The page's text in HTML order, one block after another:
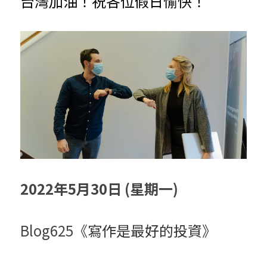
2022年5月30日 (星期一)
Blog625《寫作是最好的投資》